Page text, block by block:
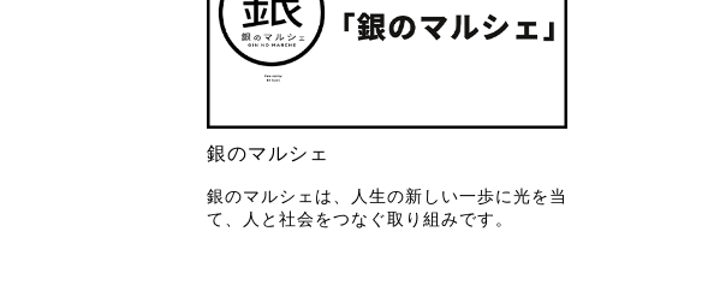
銀のマルシェ
銀のマルシェは、人生の新しい一歩に光を当
て、人と社会をつなぐ取り組みです。